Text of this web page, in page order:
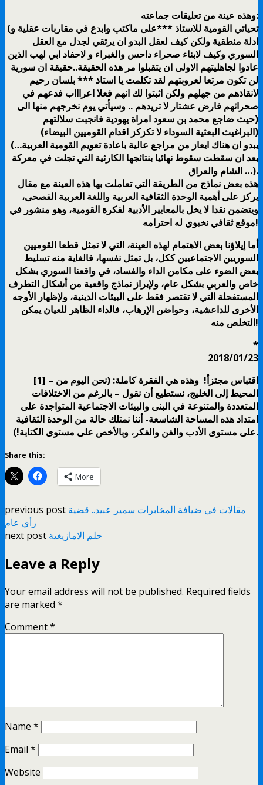
وهذه عينة من تعليقات جماعته:
(تحياتي القومية للاستاذ ***على ماكتب وابدع في مقاربات عقلية و
ادلة منطقية ولكن كيف لعقل البدو ان يرتقي لجدل مع العقل
السوري وكيف لابناء صحراء داحس والغبراء و لاحفاد ابي لهب الذين
عادوا لجاهليتهم الاولى ان يتقبلوا مر هذه الحقيقة..حقيقة ان سورية
لن تكون مرتعا لعروبتهم لقد تكلمت يا استاذ *** بلسان رحيم
لانقاذهم من جهلهم ولكن اثبتوا لك انهم فعلا اعراااب فدعهم في
صحرائهم فارض عشتار لا تريدهم .. وسيأتي يوم نخرجهم منها الى
حيث ضاجع محمد بن سعود امراة يهودية فانجبت سلالتهم)
(البراغيث البعثية السوداء لا تكزكز اقدام القوميين البيضاء)
(…يبدو ان هناك ايعاز من مراجع عالية باعادة تعويم القومية العربية
بعد ان سقطت سقوط نهائيا بنتائجها الكارثية التي تجلت في معركة
الشام والعراق …).
هذه بعض نماذج من الطريقة التي تعاملت بها هذه العينة مع مقال
يركز على أهمية الوحدة الثقافية العربية واللغة العربية الفصحى،
ويتضمن نقدا لا يخل بالمعايير الأدبية لفكرة القومية، وهو منشور في
موقع ثقافي نخبوي له احترامه!
أما إيلاؤنا بعض الاهتمام لهذه العينة، التي لا تمثل قطعا القوميين
السوريين الاجتماعيين ككل، بل تمثل نفسها، فالغاية منه تسليط
بعض الضوء على مكامن الداء والفساد، في واقعنا السوري بشكل
خاص والعربي بشكل عام، ولإبراز نماذج واقعية من أشكال التطرف
المستفحلة التي لا تقتصر فقط على البيئات الدينية، ولإظهار الأوجه
الأخرى للداعشية، وحواضن الإرهاب، فالداء الظاهر للعيان يمكن
التخلص منه!
*
[1] – اقتباس مجتزأ! وهذه هي الفقرة كاملة: (نحن اليوم من
المحيط إلى الخليج، نستطيع أن نقول – بالرغم من الاختلافات
المتعددة والمتنوعة في البنى والبيئات الاجتماعية المتواجدة على
امتداد هذه المساحة الشاسعة- أننا نمتلك حالة من الوحدة الثقافية
على مستوى الأدب والفن والفكر، وبالأخص على مستوى الكتابة!).
Share this:
More
previous post مقالات في ضيافة المخابرات سمير عبيد.. قضية
رأي عام
next post حلم الامازيغية
Leave a Reply
Your email address will not be published. Required fields
are marked *
Comment*
Name *
Email *
Website